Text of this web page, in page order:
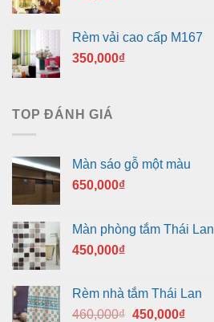
Rèm vải cao cấp M167
350,000₫
TOP ĐÁNH GIÁ
Màn sáo gỗ một màu
650,000₫
Màn phòng tắm Thái Lan
450,000₫
Rèm nhà tắm Thái Lan
460,000₫ Giá
450,000₫Giá